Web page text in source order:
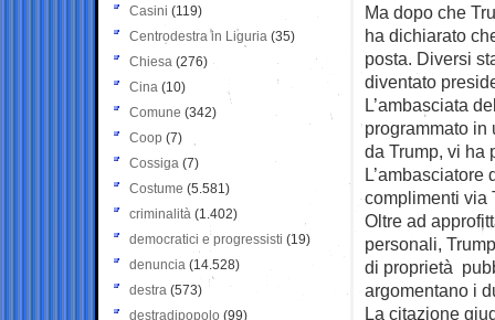
Ma dopo che
ha dichiarato
posta. Diversi
diventato
L’ambasciata
programmato in
da Trump, vi ha
complimenti via
Oltre ad
personali,
di proprietà
argomentano i
La citazione
Casini (119)
Centrodestra in Liguria (35)
Chiesa (276)
Cina (10)
Comune (342)
Coop (7)
Cossiga (7)
Costume (5.581)
criminalità (1.402)
democratici e progressisti (19)
denuncia (14.528)
destra (573)
destradipopolo (99)